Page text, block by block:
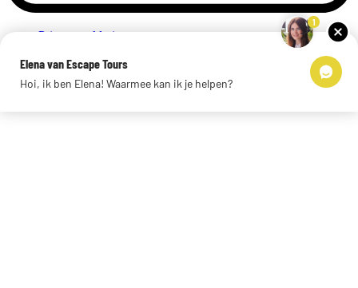
Privacyverklaring
Links
© 2026 Escape Tours
1
Elena van Escape Tours
Hoi, ik ben Elena! Waarmee kan ik je helpen?